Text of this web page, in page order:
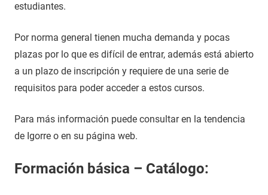
estudiantes.
Por norma general tienen mucha demanda y pocas
plazas por lo que es difícil de entrar, además está abierto
a un plazo de inscripción y requiere de una serie de
requisitos para poder acceder a estos cursos.
Para más información puede consultar en la tendencia
de Igorre o en su página web.
Formación básica – Catálogo: